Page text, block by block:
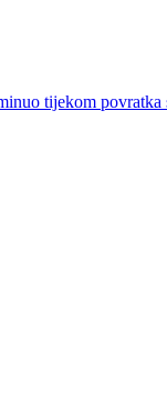
tijekom povratka